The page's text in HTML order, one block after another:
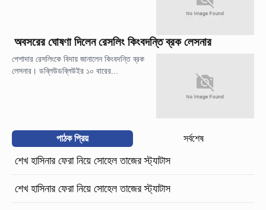
অবসরের ঘোষণা দিলেন রেসলিং কিংবদন্তি ব্রক লেসনার
পেশাদার রেসলিংকে বিদায় জানালেন কিংবদন্তি ব্রক
লেসনার। ডব্লিউডব্লিউইর ১০ বারের...
পাঠক প্রিয় সর্বশেষ
শেখ হাসিনার ফেরা নিয়ে সোহেল তাজের স্ট্যাটাস
শেখ হাসিনার ফেরা নিয়ে সোহেল তাজের স্ট্যাটাস